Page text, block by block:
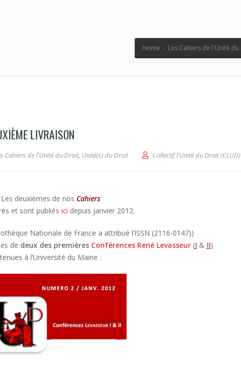
Home › Les Cahiers de l'Unité
LIVRAISON
Cahiers de l'Unité du Droit, Unité(s) du Droit Collectif l'Unité du Droit (CLUD)
Les deuxièmes de nos Cahiers
et sont publiés ici depuis janvier 2012.
Nationale de France a attribué l’ISSN (2116-0147))
de deux des premières Conférences René Levasseur(I & II)
tenues à l’Université du Maine :